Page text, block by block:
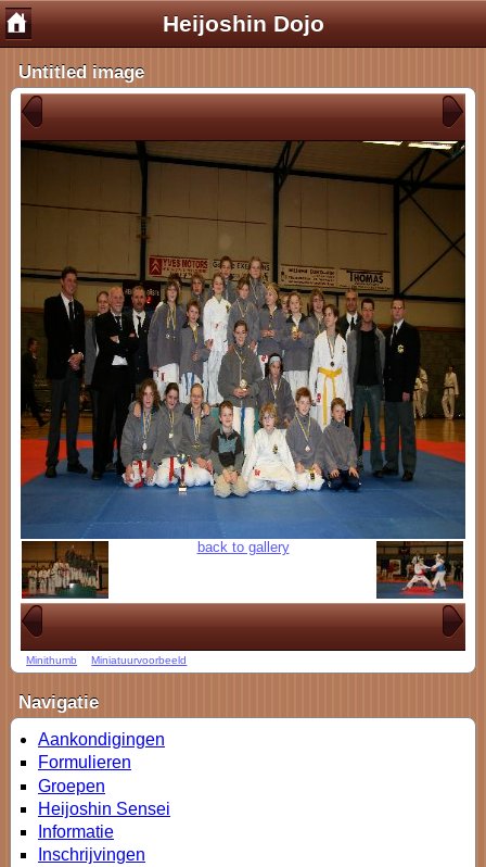
Heijoshin Dojo
Untitled image
back to gallery
Minithumb Miniatuurvoorbeeld
Navigatie
Aankondigingen
Formulieren
Groepen
Heijoshin Sensei
Informatie
Inschrijvingen